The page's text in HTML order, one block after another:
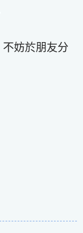
妨於朋友分